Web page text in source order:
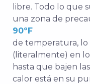
libre. Todo lo que
una zona de
90ºF
de temperatura, lo
(literalmente) en
hasta que bajen
calor está en su